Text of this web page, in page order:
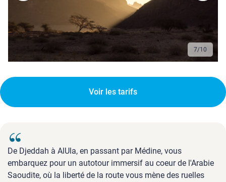
7/10
Voir les tarifs
De Djeddah à AlUla, en passant par Médine, vous
embarquez pour un autotour immersif au coeur de l'Arabie
Saoudite, où la liberté de la route vous mène des ruelles